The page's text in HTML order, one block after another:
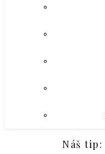
Náš tip: